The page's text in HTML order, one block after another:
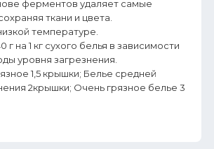
ферментов удаляет самые
ткани и цвета.
температуре.
г на 1 кг сухого белья в зависимости
уровня загрезнения.
1,5 крышки; Белье средней
2крышки; Очень грязное белье 3